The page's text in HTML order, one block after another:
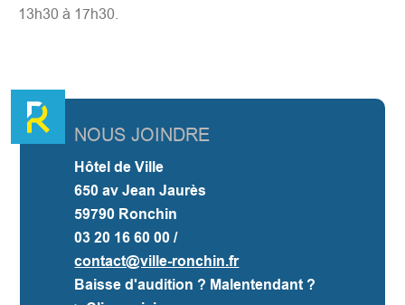
13h30 à 17h30.
NOUS JOINDRE
Hôtel de Ville
650 av Jean Jaurès
59790 Ronchin
03 20 16 60 00 /
contact@ville-ronchin.fr
Baisse d'audition ? Malentendant ?